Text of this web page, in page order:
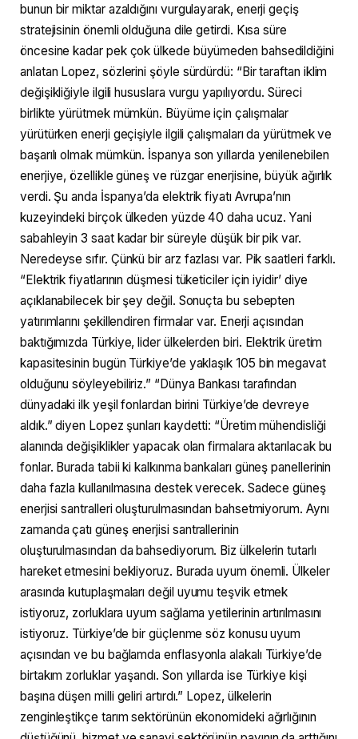
bunun bir miktar azaldığını vurgulayarak, enerji geçiş
stratejisinin önemli olduğuna dile getirdi. Kısa süre
öncesine kadar pek çok ülkede büyümeden bahsedildiğini
anlatan Lopez, sözlerini şöyle sürdürdü: “Bir taraftan iklim
değişikliğiyle ilgili hususlara vurgu yapılıyordu. Süreci
birlikte yürütmek mümkün. Büyüme için çalışmalar
yürütürken enerji geçişiyle ilgili çalışmaları da yürütmek ve
başarılı olmak mümkün. İspanya son yıllarda yenilenebilen
enerjiye, özellikle güneş ve rüzgar enerjisine, büyük ağırlık
verdi. Şu anda İspanya’da elektrik fiyatı Avrupa’nın
kuzeyindeki birçok ülkeden yüzde 40 daha ucuz. Yani
sabahleyin 3 saat kadar bir süreyle düşük bir pik var.
Neredeyse sıfır. Çünkü bir arz fazlası var. Pik saatleri farklı.
“Elektrik fiyatlarının düşmesi tüketiciler için iyidir’ diye
açıklanabilecek bir şey değil. Sonuçta bu sebepten
yatırımlarını şekillendiren firmalar var. Enerji açısından
baktığımızda Türkiye, lider ülkelerden biri. Elektrik üretim
kapasitesinin bugün Türkiye’de yaklaşık 105 bin megavat
olduğunu söyleyebiliriz.” “Dünya Bankası tarafından
dünyadaki ilk yeşil fonlardan birini Türkiye’de devreye
aldık.” diyen Lopez şunları kaydetti: “Üretim mühendisliği
alanında değişiklikler yapacak olan firmalara aktarılacak bu
fonlar. Burada tabii ki kalkınma bankaları güneş panellerinin
daha fazla kullanılmasına destek verecek. Sadece güneş
enerjisi santralleri oluşturulmasından bahsetmiyorum. Aynı
zamanda çatı güneş enerjisi santrallerinin
oluşturulmasından da bahsediyorum. Biz ülkelerin tutarlı
hareket etmesini bekliyoruz. Burada uyum önemli. Ülkeler
arasında kutuplaşmaları değil uyumu teşvik etmek
istiyoruz, zorluklara uyum sağlama yetilerinin artırılmasını
istiyoruz. Türkiye’de bir güçlenme söz konusu uyum
açısından ve bu bağlamda enflasyonla alakalı Türkiye’de
birtakım zorluklar yaşandı. Son yıllarda ise Türkiye kişi
başına düşen milli geliri artırdı.” Lopez, ülkelerin
zenginleştikçe tarım sektörünün ekonomideki ağırlığının